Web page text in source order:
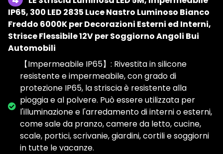
IP65, 300 LED 2835 Luce Nastro Luminoso Bianco
Freddo 6000K per Decorazioni Esterni ed Interni,
Strisce Flessibile 12V per Soggiorno Angoli Bui
Automobili
【Impermeabile IP65】: Rivestita in silicone
resistente e impermeabile, con grado di
protezione IP65, la striscia è resistente alla
pioggia e al polvere. Può essere utilizzata per
l'illuminazione e l'arredamento di interni o esterni,
come sale da pranzo, camere da letto, cucine,
scale, portici, scrivanie, giardini, cortili e soggiorni
in tutte le vacanze.